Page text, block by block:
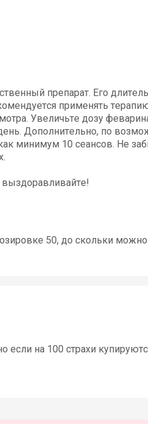
препарат. Его
применять
Увеличьте дозу
Дополнительно, по
минимум 10 сеансов. Не
50, до скольки можно
если на 100 страхи